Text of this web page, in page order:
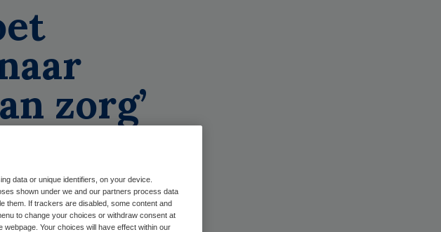
zorg’
data or unique identifiers, on your device.
shown under we and our partners process data
them. If trackers are disabled, some content and
to change your choices or withdraw consent at
Your choices will have effect within our